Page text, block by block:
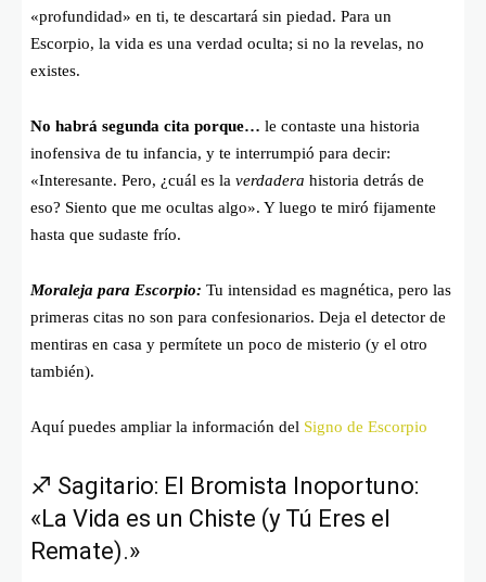
«profundidad» en ti, te descartará sin piedad. Para un
Escorpio, la vida es una verdad oculta; si no la revelas, no
existes.
No habrá segunda cita porque… le contaste una historia
inofensiva de tu infancia, y te interrumpió para decir:
«Interesante. Pero, ¿cuál es la verdadera historia detrás de
eso? Siento que me ocultas algo». Y luego te miró fijamente
hasta que sudaste frío.
Moraleja para Escorpio: Tu intensidad es magnética, pero las
primeras citas no son para confesionarios. Deja el detector de
mentiras en casa y permítete un poco de misterio (y el otro
también).
Aquí puedes ampliar la información del Signo de Escorpio
♐ Sagitario: El Bromista Inoportuno:
«La Vida es un Chiste (y Tú Eres el
Remate).»